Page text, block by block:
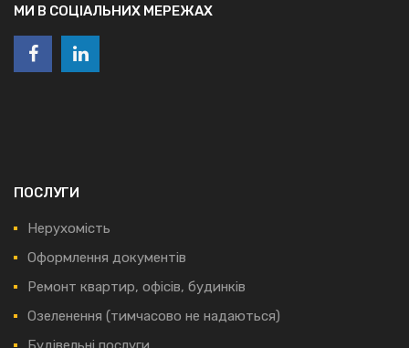
МИ В СОЦІАЛЬНИХ МЕРЕЖАХ
ПОСЛУГИ
Нерухомість
Оформлення документів
Ремонт квартир, офісів, будинків
Озеленення (тимчасово не надаються)